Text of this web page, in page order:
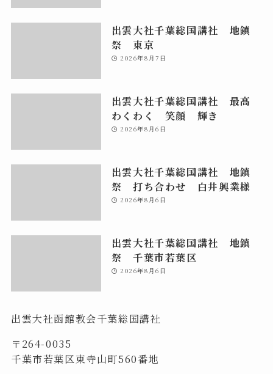
出雲大社千葉総国講社 地鎮
祭 東京
2026年8月7日
出雲大社千葉総国講社 最高
わくわく 笑顔 輝き
2026年8月6日
出雲大社千葉総国講社 地鎮
祭 打ち合わせ 白井興業様
2026年8月6日
出雲大社千葉総国講社 地鎮
祭 千葉市若葉区
2026年8月6日
出雲大社函館教会千葉総国講社
〒264-0035
千葉市若葉区東寺山町560番地